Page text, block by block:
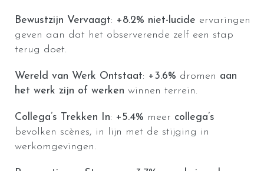
Bewustzijn Vervaagt: +8.2% niet-lucide ervaringen
geven aan dat het observerende zelf een stap
terug doet.
Wereld van Werk Ontstaat: +3.6% dromen aan
het werk zijn of werken winnen terrein.
Collega’s Trekken In: +5.4% meer collega’s
bevolken scènes, in lijn met de stijging in
werkomgevingen.